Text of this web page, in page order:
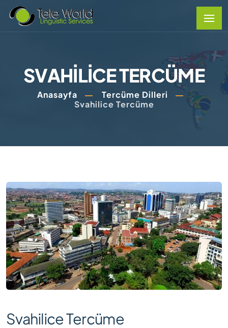
SVAHILICE TERCÜME
Anasayfa
Tercüme Dilleri
Svahilice Tercüme
Svahilice Tercüme